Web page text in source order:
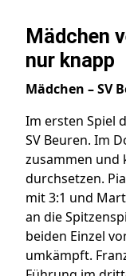
Mädchen
nur knapp
Mädchen – SV
Im ersten Spiel
SV Beuren. Im
zusammen und
durchsetzen.
mit 3:1 und
an die
beiden Einzel
umkämpft.